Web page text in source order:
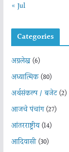
« Jul
Categories
अग्रलेख(6)
अध्यात्मिक(80)
अर्थसंकल्प / बजेट(2)
आजचे पंचांग(27)
आंतरराष्ट्रीय(14)
आदिवासी(30)